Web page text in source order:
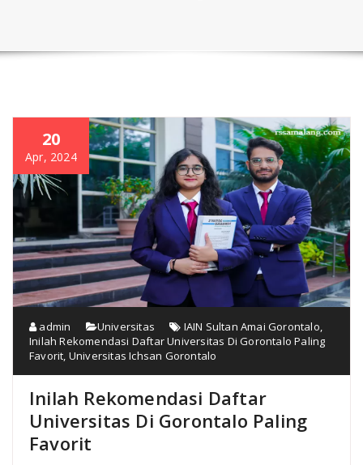
20
Apr, 2024
admin Universitas IAIN Sultan Amai Gorontalo
Inilah Rekomendasi Daftar Universitas Di Gorontalo Paling
Favorit Universitas Ichsan Gorontalo
Inilah Rekomendasi Daftar
Universitas Di Gorontalo Paling
Favorit